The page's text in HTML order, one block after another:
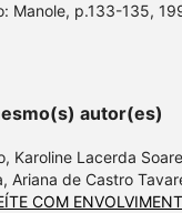
Manole, p.133-135,
autor(es)
Karoline Lacerda
Ariana de Castro
COM